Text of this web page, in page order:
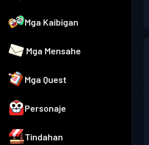
Mga Kaibigan
Mga Mensahe
Mga Quest
Personaje
Tindahan